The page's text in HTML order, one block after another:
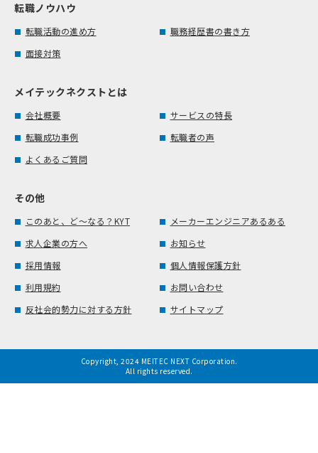
転職ノウハウ
転職活動の進め方
職務経歴書の書き方
面接対策
メイテックネクストとは
会社概要
サービスの特長
転職成功事例
転職者の声
よくあるご質問
その他
このあと、ど～なる？KYT
メーカーエンジニアあるある
求人企業の方へ
お知らせ
採用情報
個人情報保護方針
利用規約
お問い合わせ
反社会的勢力に対する方針
サイトマップ
Copyright, 2024 MEITEC NEXT Corporation.
All rights reserved.